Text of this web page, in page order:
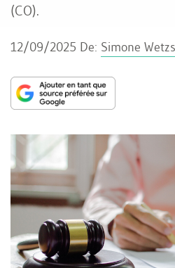
(CO).
12/09/2025 De: Simone